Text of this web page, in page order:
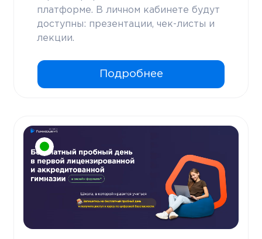
платформе. В личном кабинете будут
доступны: презентации, чек-листы и
лекции.
Подробнее